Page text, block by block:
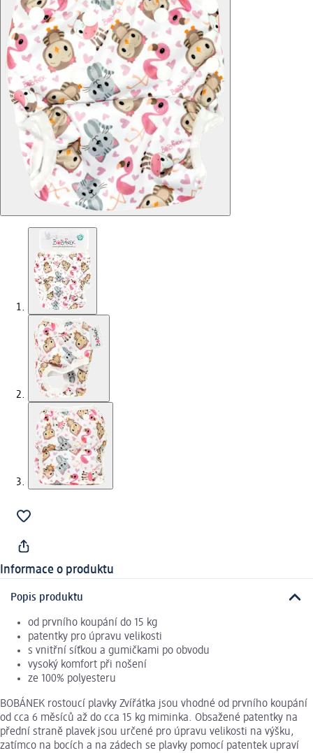
Informace o produktu
Popis produktu
od prvního koupání do 15 kg
patentky pro úpravu velikosti
s vnitřní síťkou a gumičkami po obvodu
vysoký komfort při nošení
ze 100% polyesteru
BOBÁNEK rostoucí plavky Zvířátka jsou vhodné od prvního koupání
od cca 6 měsíců až do cca 15 kg miminka. Obsažené patentky na
přední straně plavek jsou určené pro úpravu velikosti na výšku,
zatímco na bocích a na zádech se plavky pomocí patentek upraví